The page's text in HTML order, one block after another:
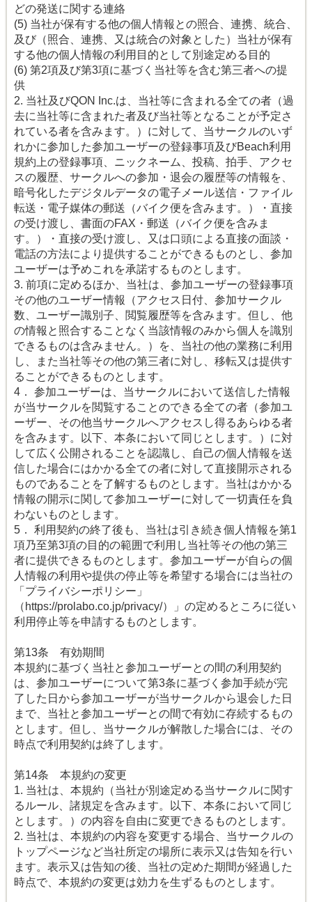
どの発送に関する連絡
(5) 当社が保有する他の個人情報との照合、連携、統合、
及び（照合、連携、又は統合の対象とした）当社が保有
する他の個人情報の利用目的として別途定める目的
(6) 第2項及び第3項に基づく当社等を含む第三者への提
供
2. 当社及びQON Inc.は、当社等に含まれる全ての者（過
去に当社等に含まれた者及び当社等となることが予定さ
れている者を含みます。）に対して、当サークルのいず
れかに参加した参加ユーザーの登録事項及びBeach利用
規約上の登録事項、ニックネーム、投稿、拍手、アクセ
スの履歴、サークルへの参加・退会の履歴等の情報を、
暗号化したデジタルデータの電子メール送信・ファイル
転送・電子媒体の郵送（バイク便を含みます。）・直接
の受け渡し、書面のFAX・郵送（バイク便を含みま
す。）・直接の受け渡し、又は口頭による直接の面談・
電話の方法により提供することができるものとし、参加
ユーザーは予めこれを承諾するものとします。
3. 前項に定めるほか、当社は、参加ユーザーの登録事項
その他のユーザー情報（アクセス日付、参加サークル
数、ユーザー識別子、閲覧履歴等を含みます。但し、他
の情報と照合することなく当該情報のみから個人を識別
できるものは含みません。）を、当社の他の業務に利用
し、また当社等その他の第三者に対し、移転又は提供す
ることができるものとします。
4． 参加ユーザーは、当サークルにおいて送信した情報
が当サークルを閲覧することのできる全ての者（参加ユ
ーザー、その他当サークルへアクセスし得るあらゆる者
を含みます。以下、本条において同じとします。）に対
して広く公開されることを認識し、自己の個人情報を送
信した場合にはかかる全ての者に対して直接開示される
ものであることを了解するものとします。当社はかかる
情報の開示に関して参加ユーザーに対して一切責任を負
わないものとします。
5． 利用契約の終了後も、当社は引き続き個人情報を第1
項乃至第3項の目的の範囲で利用し当社等その他の第三
者に提供できるものとします。参加ユーザーが自らの個
人情報の利用や提供の停止等を希望する場合には当社の
「プライバシーポリシー」
（https://prolabo.co.jp/privacy/）」の定めるところに従い
利用停止等を申請するものとします。
第13条 有効期間
本規約に基づく当社と参加ユーザーとの間の利用契約
は、参加ユーザーについて第3条に基づく参加手続が完
了した日から参加ユーザーが当サークルから退会した日
まで、当社と参加ユーザーとの間で有効に存続するもの
とします。但し、当サークルが解散した場合には、その
時点で利用契約は終了します。
第14条 本規約の変更
1. 当社は、本規約（当社が別途定める当サークルに関す
るルール、諸規定を含みます。以下、本条において同じ
とします。）の内容を自由に変更できるものとします。
2. 当社は、本規約の内容を変更する場合、当サークルの
トップページなど当社所定の場所に表示又は告知を行い
ます。表示又は告知の後、当社の定めた期間が経過した
時点で、本規約の変更は効力を生ずるものとします。